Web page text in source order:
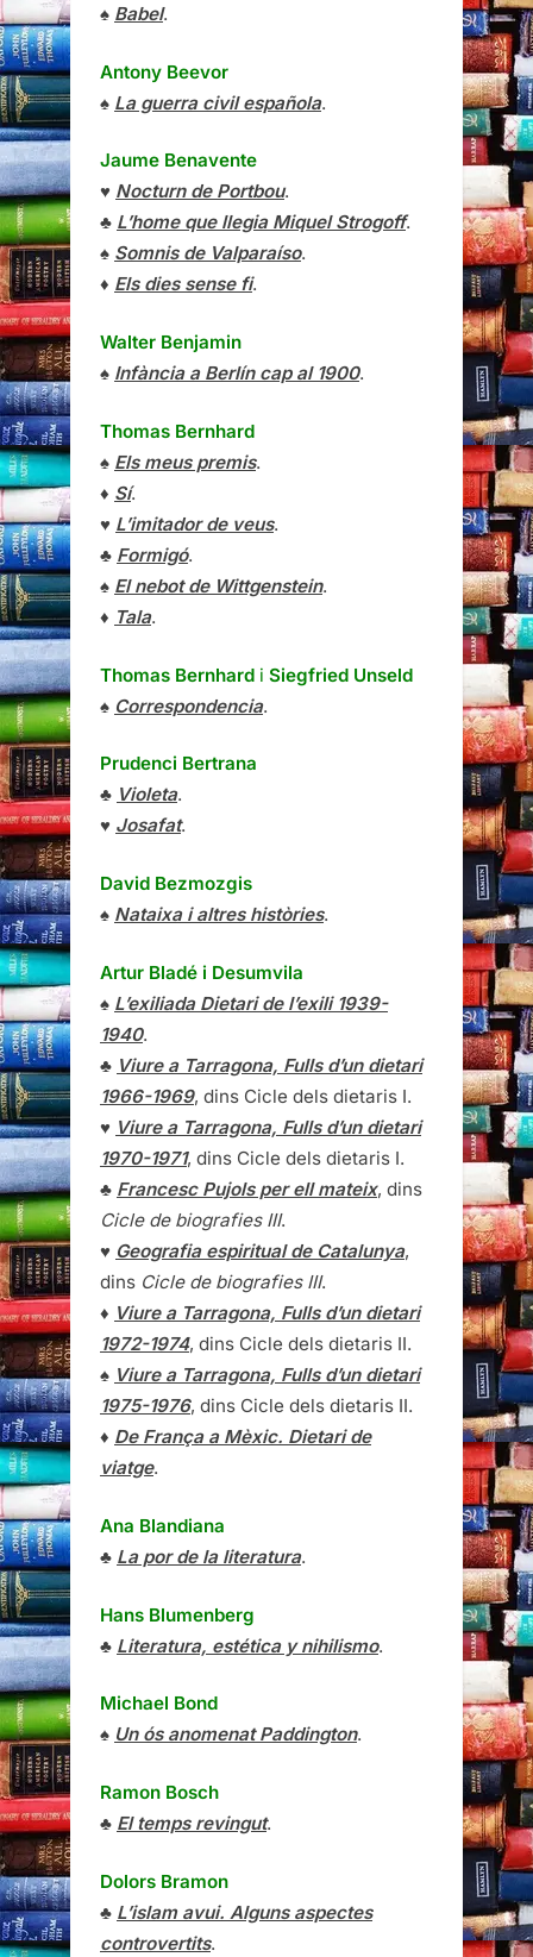
♠ Babel.
Antony Beevor
♠ La guerra civil española.
Jaume Benavente
♥ Nocturn de Portbou.
♣ L’home que llegia Miquel Strogoff.
♠ Somnis de Valparaíso.
♦ Els dies sense fi.
Walter Benjamin
♠ Infància a Berlín cap al 1900.
Thomas Bernhard
♠ Els meus premis.
♦ Sí.
♥ L’imitador de veus.
♣ Formigó.
♠ El nebot de Wittgenstein.
♦ Tala.
Thomas Bernhard i Siegfried Unseld
♠ Correspondencia.
Prudenci Bertrana
♣ Violeta.
♥ Josafat.
David Bezmozgis
♠ Nataixa i altres històries.
Artur Bladé i Desumvila
♠ L’exiliada Dietari de l’exili 1939-
1940.
♣ Viure a Tarragona, Fulls d’un dietari
1966-1969, dins Cicle dels dietaris I.
♥ Viure a Tarragona, Fulls d’un dietari
1970-1971, dins Cicle dels dietaris I.
♣ Francesc Pujols per ell mateix, dins
Cicle de biografies III.
♥ Geografia espiritual de Catalunya,
dins Cicle de biografies III.
♦ Viure a Tarragona, Fulls d’un dietari
1972-1974, dins Cicle dels dietaris II.
♠ Viure a Tarragona, Fulls d’un dietari
1975-1976, dins Cicle dels dietaris II.
♦ De França a Mèxic. Dietari de
viatge.
Ana Blandiana
♣ La por de la literatura.
Hans Blumenberg
♣ Literatura, estética y nihilismo.
Michael Bond
♠ Un ós anomenat Paddington.
Ramon Bosch
♣ El temps revingut.
Dolors Bramon
♣ L’islam avui. Alguns aspectes
controvertits.